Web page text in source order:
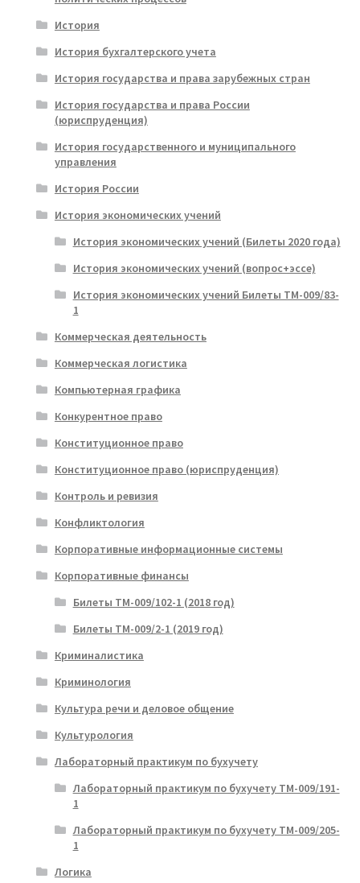
История
История бухгалтерского учета
История государства и права зарубежных стран
История государства и права России
(юриспруденция)
История государственного и муниципального
управления
История России
История экономических учений
История экономических учений (Билеты 2020 года)
История экономических учений (вопрос+эссе)
История экономических учений Билеты ТМ-009/83-
1
Коммерческая деятельность
Коммерческая логистика
Компьютерная графика
Конкурентное право
Конституционное право
Конституционное право (юриспруденция)
Контроль и ревизия
Конфликтология
Корпоративные информационные системы
Корпоративные финансы
Билеты ТМ-009/102-1 (2018 год)
Билеты ТМ-009/2-1 (2019 год)
Криминалистика
Криминология
Культура речи и деловое общение
Культурология
Лабораторный практикум по бухучету
Лабораторный практикум по бухучету ТМ-009/191-
1
Лабораторный практикум по бухучету ТМ-009/205-
1
Логика